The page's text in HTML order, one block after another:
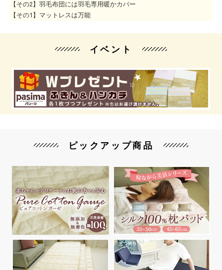
【その2】羽毛布団には羽毛専用暖かカバー
【その1】マットレスは万能
イベント
ピックアップ商品